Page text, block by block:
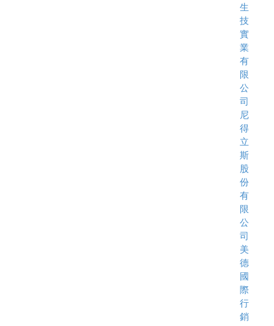
生
技
實
業
有
限
公
司
尼
得
立
斯
股
份
有
限
公
司
美
德
國
際
行
銷